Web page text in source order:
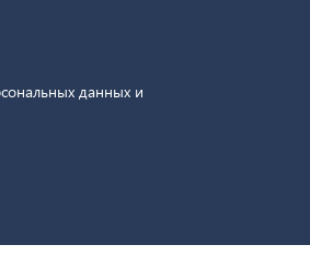
данных и